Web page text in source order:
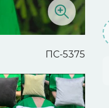
ПС-5375